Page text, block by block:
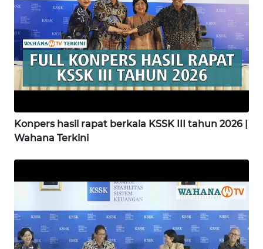
Konpers hasil rapat berkala KSSK III tahun 2026 |
Wahana Terkini
SEMARANG
WN
SOLO
BOROBUDUR
WN
MADURA
SURABAYA
WN
NATUNA